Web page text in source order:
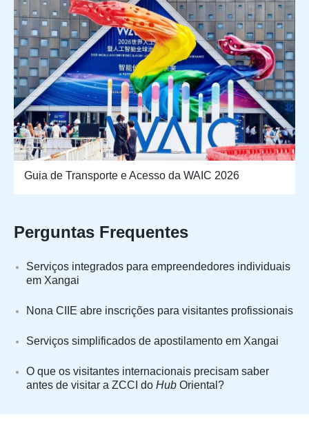
Guia de Transporte e Acesso da WAIC 2026
Perguntas Frequentes
Serviços integrados para empreendedores individuais
em Xangai
Nona CIIE abre inscrições para visitantes profissionais
Serviços simplificados de apostilamento em Xangai
O que os visitantes internacionais precisam saber
antes de visitar a ZCCI do Hub Oriental?